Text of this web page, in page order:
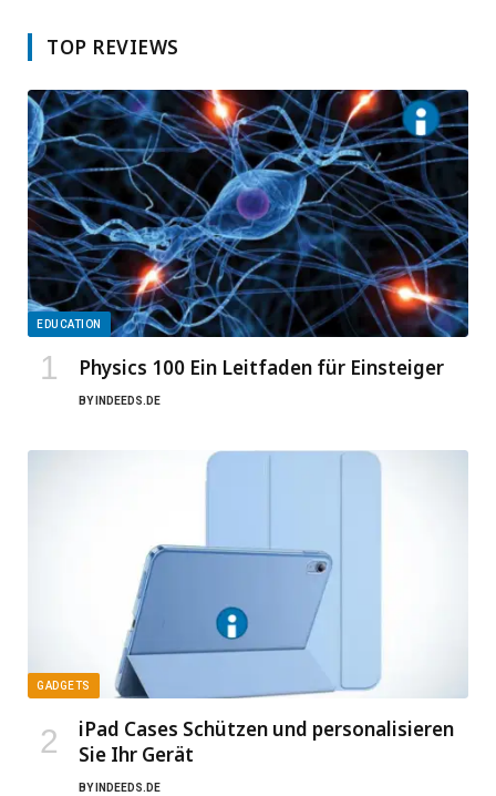
TOP REVIEWS
EDUCATION
Physics 100 Ein Leitfaden für Einsteiger
BY INDEEDS.DE
GADGETS
iPad Cases Schützen und personalisieren
Sie Ihr Gerät
BY INDEEDS.DE